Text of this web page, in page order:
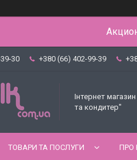
30 +380 (66) 402-99-39
Інтернет
та кондитер"
ТОВАРИ ТА ПОСЛУГИ ПРО